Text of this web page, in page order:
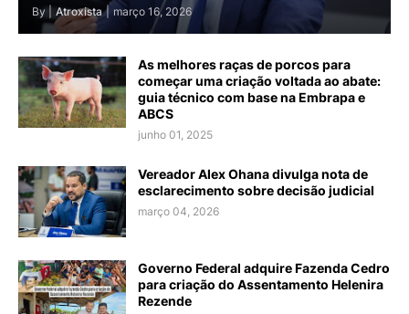
By | Atroxista | março 16, 2026
As melhores raças de porcos para
começar uma criação voltada ao abate:
guia técnico com base na Embrapa e
ABCS
junho 01, 2025
Vereador Alex Ohana divulga nota de
esclarecimento sobre decisão judicial
março 04, 2026
Governo Federal adquire Fazenda Cedro
para criação do Assentamento Helenira
Rezende